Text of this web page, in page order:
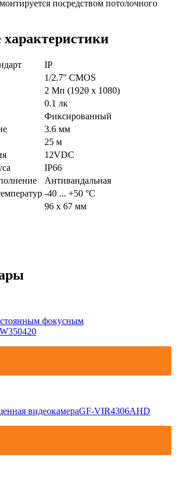
посредством потолочного
IP
1/2.7'' CMOS
2 Мп (1920 х 1080)
0.1 лк
Фиксированный
3.6 мм
25 м
12VDC
IP66
Антивандальная
-40 ... +50 °С
96 x 67 мм
фокусным
видеокамераGF-VIR4306AHD